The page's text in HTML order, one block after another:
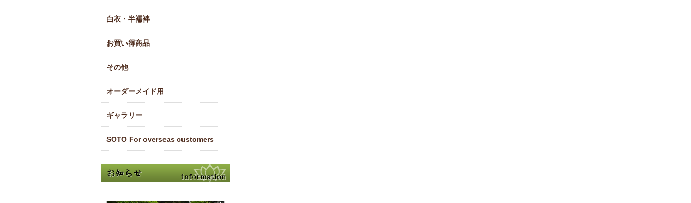
白衣・半襦袢
お買い得商品
その他
オーダーメイド用
ギャラリー
SOTO For overseas customers